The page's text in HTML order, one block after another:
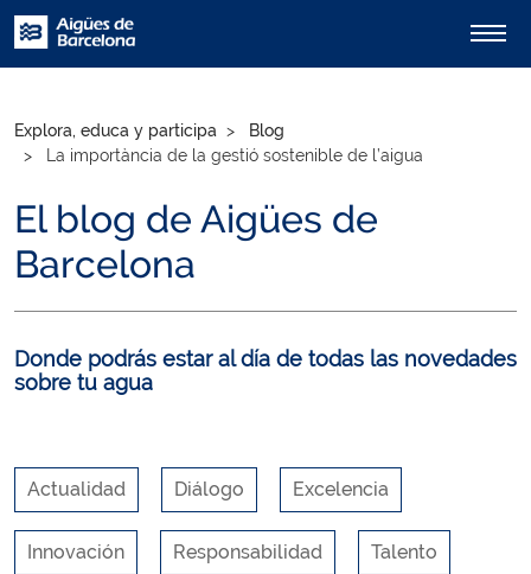
Explora, educa y participa
Blog
La importància de la gestió sostenible de l’aigua
El blog de Aigües de
Barcelona
Donde podrás estar al día de todas las novedades
sobre tu agua
Actualidad Diálogo Excelencia
Innovación Responsabilidad Talento